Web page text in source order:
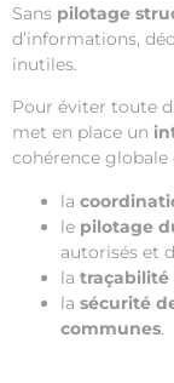
Sans pilotage
d’informations,
inutiles.
Pour éviter toute
met en place un
cohérence globale
la
le pilotage
autorisés et
la traçabilité
la sécurité
communes.